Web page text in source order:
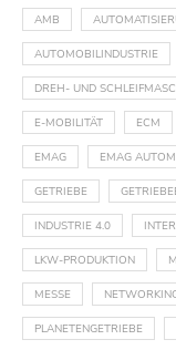
AMB
AUTOMOBILINDUSTRIE
DREH- UND
E-MOBILITÄT ECM
EMAG EMAG
GETRIEBE
INDUSTRIE 4.0
LKW-PRODUKTION
MESSE
PLANETENGETRIEBE